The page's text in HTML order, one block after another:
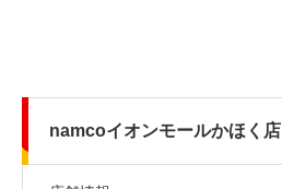
namcoイオンモールかほく店